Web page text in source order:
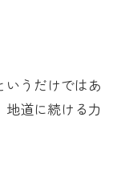
いうだけではあ
地道に続ける力